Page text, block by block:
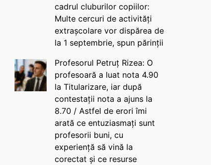
cadrul cluburilor copiilor:
Multe cercuri de activități
extrașcolare vor dispărea de
la 1 septembrie, spun părinții
Profesorul Petruț Rizea: O
profesoară a luat nota 4.90
la Titularizare, iar după
contestații nota a ajuns la
8.70 / Astfel de erori îmi
arată ce entuziasmați sunt
profesorii buni, cu
experiență să vină la
corectat și ce resurse